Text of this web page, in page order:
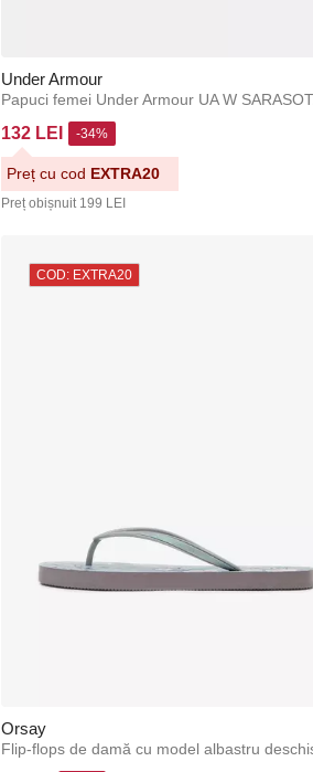
Under Armour
Papuci femei Under Armour UA W
132 LEI
Preț obișnuit 199 LEI
-34%
Preț cu cod EXTRA20
COD: EXTRA20
Orsay